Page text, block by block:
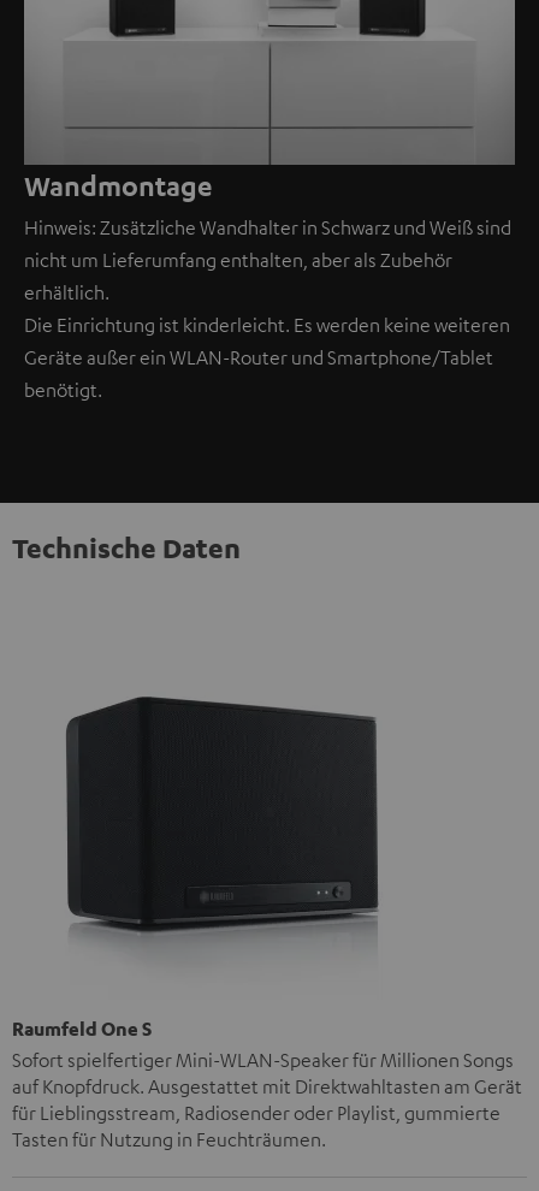
Wandmontage
Hinweis: Zusätzliche Wandhalter in Schwarz und Weiß sind
nicht um Lieferumfang enthalten, aber als Zubehör
erhältlich.
Die Einrichtung ist kinderleicht. Es werden keine weiteren
Geräte außer ein WLAN-Router und Smartphone/Tablet
benötigt.
Technische Daten
Raumfeld One S
Sofort spielfertiger Mini-WLAN-Speaker für Millionen Songs
auf Knopfdruck. Ausgestattet mit Direktwahltasten am Gerät
für Lieblingsstream, Radiosender oder Playlist, gummierte
Tasten für Nutzung in Feuchträumen.